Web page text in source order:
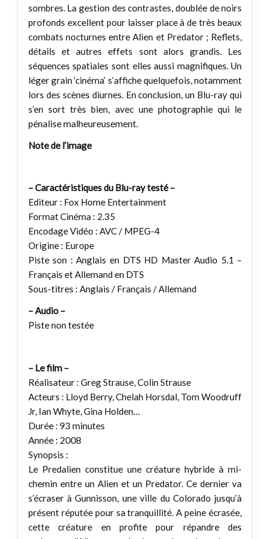
sombres. La gestion des contrastes, doublée de noirs
profonds excellent pour laisser place à de très beaux
combats nocturnes entre Alien et Predator ; Reflets,
détails et autres effets sont alors grandis. Les
séquences spatiales sont elles aussi magnifiques. Un
léger grain ‘cinéma’ s’affiche quelquefois, notamment
lors des scènes diurnes. En conclusion, un Blu-ray qui
s’en sort très bien, avec une photographie qui le
pénalise malheureusement.
Note de l’image
– Caractéristiques du Blu-ray testé –
Editeur : Fox Home Entertainment
Format Cinéma : 2.35
Encodage Vidéo : AVC / MPEG-4
Origine : Europe
Piste son : Anglais en DTS HD Master Audio 5.1 –
Français et Allemand en DTS
Sous-titres : Anglais / Français / Allemand
– Audio –
Piste non testée
– Le film –
Réalisateur : Greg Strause, Colin Strause
Acteurs : Lloyd Berry, Chelah Horsdal, Tom Woodruff
Jr, Ian Whyte, Gina Holden…
Durée : 93 minutes
Année : 2008
Synopsis :
Le Predalien constitue une créature hybride à mi-
chemin entre un Alien et un Predator. Ce dernier va
s’écraser à Gunnisson, une ville du Colorado jusqu’à
présent réputée pour sa tranquillité. A peine écrasée,
cette créature en profite pour répandre des